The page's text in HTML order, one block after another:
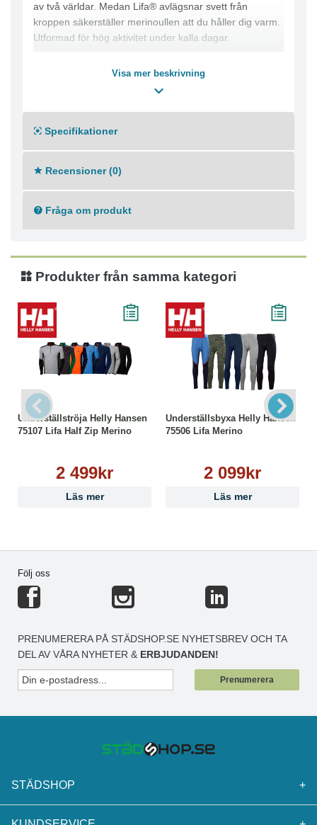
av två världar. Medan Lifa® avlägsnar svett från
kroppen säkerställer merinoullen att du håller dig varm.
Utformad för hög aktivitet under kalla dagar.
Lifa Stay Warm-teknik
Resår i midjan för perfekt passform och rörelsefrihet
Konstruktion som förhindrar att det elastiska bandet
Materialkomposition
Merinoull 57%
Tvättråd
Maskintvätt skonsam 40°C
Ej torktumling
Ej kemtvätt
Tål ej blekmedel
Visa mer beskrivning
Specifikationer
Recensioner (0)
Fråga om produkt
Produkter från samma kategori
Underställströja Helly Hansen
75107 Lifa Half Zip Merino
2 499kr
Läs mer
Underställsbyxa Helly Hansen
75506 Lifa Merino
2 099kr
Läs mer
Följ oss
PRENUMERERA PÅ STÄDSHOP.SE NYHETSBREV OCH TA
DEL AV VÅRA NYHETER & ERBJUDANDEN!
Prenumerera
STÄDSHOP +